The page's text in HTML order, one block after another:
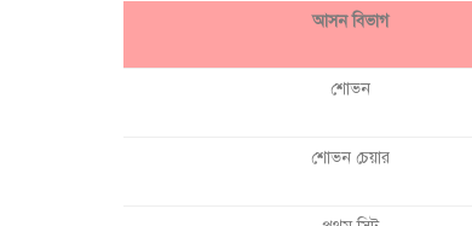
আসন বিভাগ
শোভন
শোভন চেয়ার